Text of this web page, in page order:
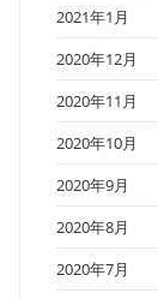
2021年1月
2020年12月
2020年11月
2020年10月
2020年9月
2020年8月
2020年7月